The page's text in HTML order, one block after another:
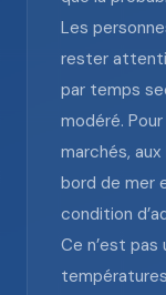
Les
rester
par temps
modéré.
marchés,
bord de mer
condition
Ce n’est pas